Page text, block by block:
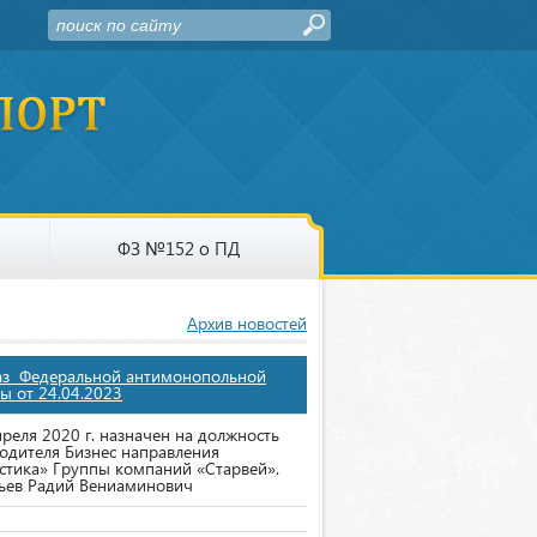
ФЗ №152 о ПД
Архив новостей
Федеральной антимонопольной
от 24.04.2023
2020 г. назначен на должность
Бизнес направления
Группы компаний «Старвей».
Радий Вениаминович